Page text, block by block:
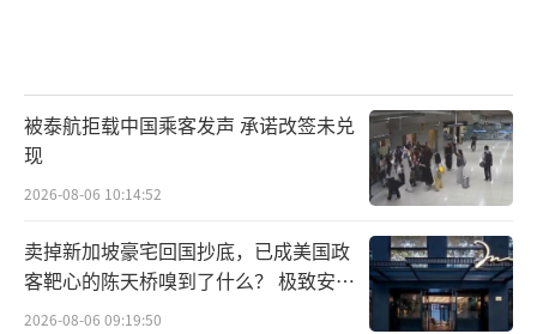
被泰航拒载中国乘客发声 承诺改签未兑
现
2026-08-06 10:14:52
卖掉新加坡豪宅回国抄底，已成美国政
客靶心的陈天桥嗅到了什么？ 极致安全
的追寻
2026-08-06 09:19:50